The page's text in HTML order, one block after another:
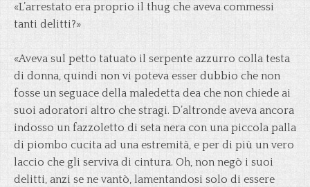
«L’arrestato era proprio il thug che aveva commessi
tanti delitti?»
«Aveva sul petto tatuato il serpente azzurro colla testa
di donna, quindi non vi poteva esser dubbio che non
fosse un seguace della maledetta dea che non chiede ai
suoi adoratori altro che stragi. D’altronde aveva ancora
indosso un fazzoletto di seta nera con una piccola palla
di piombo cucita ad una estremità, e per di più un vero
laccio che gli serviva di cintura. Oh, non negò i suoi
delitti, anzi se ne vantò, lamentandosi solo di essere